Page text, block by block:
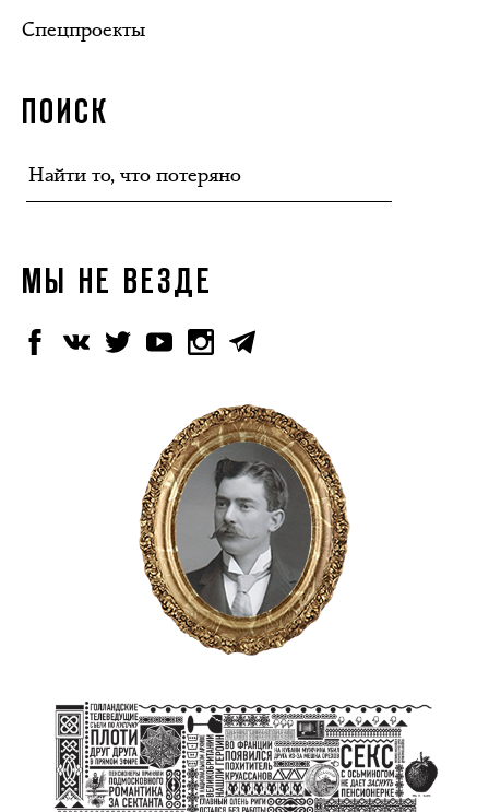
Спецпроекты
ПОИСК
МЫ НЕ ВЕЗДЕ